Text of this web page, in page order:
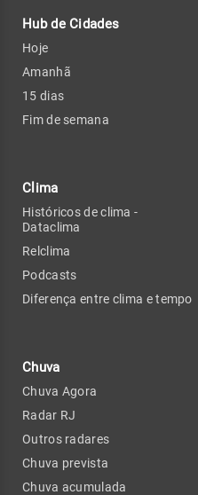
Hub de Cidades
Hoje
Amanhã
15 dias
Fim de semana
Clima
Históricos de clima -
Dataclima
Relclima
Podcasts
Diferença entre clima e tempo
Chuva
Chuva Agora
Radar RJ
Outros radares
Chuva prevista
Chuva acumulada